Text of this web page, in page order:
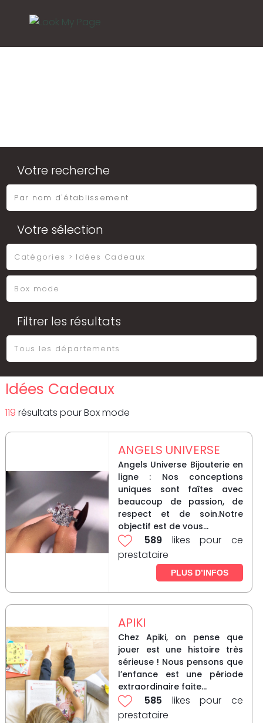
Votre recherche
Votre sélection
Filtrer les résultats
Idées Cadeaux
119 résultats pourBox mode
ANGELS UNIVERSE
Angels Universe Bijouterie en
ligne : Nos conceptions
uniques sont faîtes avec
beaucoup de passion, de
respect et de soin.Notre
objectif est de vous...
589 likes pour ce
prestataire
PLUS D’INFOS
APIKI
Chez Apiki, on pense que
jouer est une histoire très
sérieuse ! Nous pensons que
l’enfance est une période
extraordinaire faite...
585 likes pour ce
prestataire